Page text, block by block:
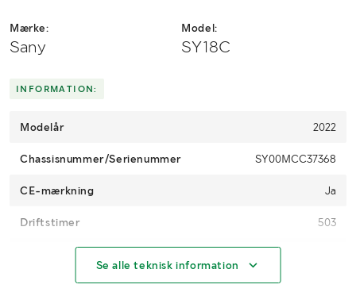
Mærke:
Sany
Model:
SY18C
INFORMATION:
Modelår 2022
Chassisnummer/Serienummer SY00MCC37368
CE-mærkning Ja
Driftstimer 503
Brændstof
Se alle teknisk information